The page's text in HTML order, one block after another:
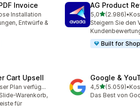
Invoice
Installation
Entwürfe &
AG Product
5,0von 5 Sternen
(2.986)
2986 •
Steigern Sie den
Built for
Cart Upsell
Kostenloser Plan verfügbar
Warenkorb,
für
Google &
4,5von 5 Sternen
(5.059)
5059 •
Das Best von